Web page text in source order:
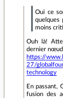
Oui ce
quelques
moins
Ouh là!
dernier nœud
https://
27/
technology
En passant,
fusion des